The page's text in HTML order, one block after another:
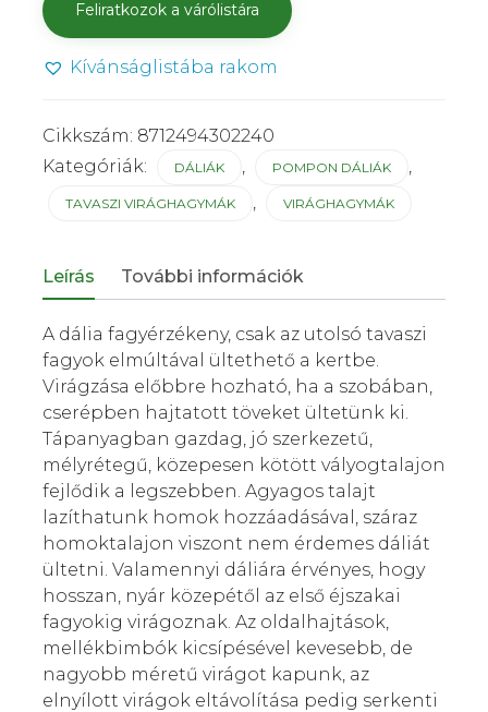
Kívánságlistába rakom
Cikkszám: 8712494302240
Kategóriák:
DÁLIÁK POMPON DÁLIÁK
TAVASZI VIRÁGHAGYMÁK VIRÁGHAGYMÁK
Leírás További információk
A dália fagyérzékeny, csak az utolsó tavaszi
fagyok elmúltával ültethető a kertbe.
Virágzása előbbre hozható, ha a szobában,
cserépben hajtatott töveket ültetünk ki.
Tápanyagban gazdag, jó szerkezetű,
mélyrétegű, közepesen kötött vályogtalajon
fejlődik a legszebben. Agyagos talajt
lazíthatunk homok hozzáadásával, száraz
homoktalajon viszont nem érdemes dáliát
ültetni. Valamennyi dáliára érvényes, hogy
hosszan, nyár közepétől az első éjszakai
fagyokig virágoznak. Az oldalhajtások,
mellékbimbók kicsípésével kevesebb, de
nagyobb méretű virágot kapunk, az
elnyílott virágok eltávolítása pedig serkenti